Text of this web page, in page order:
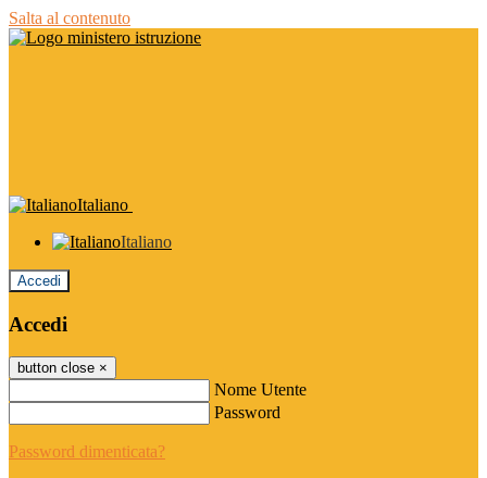
Salta al contenuto
Italiano
Italiano
Accedi
Accedi
button close ×
Nome Utente
Password
Password dimenticata?